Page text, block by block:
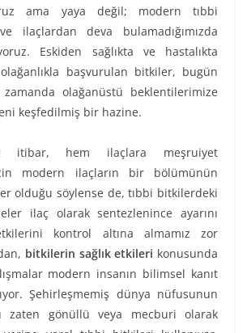
ama yaya değil; modern tıbbi
ilaçlardan deva bulamadığımızda
Eskiden sağlıkta ve hastalıkta
başvurulan bitkiler, bugün
olağanüstü beklentilerimize
keşfedilmiş bir hazine.
itibar, hem ilaçlara meşruiyet
modern ilaçların bir bölümünün
olduğu söylense de, tıbbi bitkilerdeki
ilaç olarak sentezlenince ayarını
kontrol altına almamız zor
bitkilerin sağlık etkileri konusunda
modern insanın bilimsel kanıt
Şehirleşmemiş dünya nüfusunun
zaten gönüllü veya mecburi olarak